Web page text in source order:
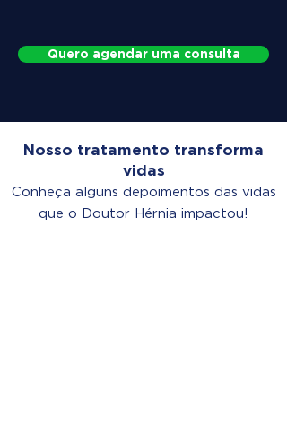
Quero agendar uma consulta
Nosso tratamento transforma
vidas
Conheça alguns depoimentos das vidas
que o Doutor Hérnia impactou!